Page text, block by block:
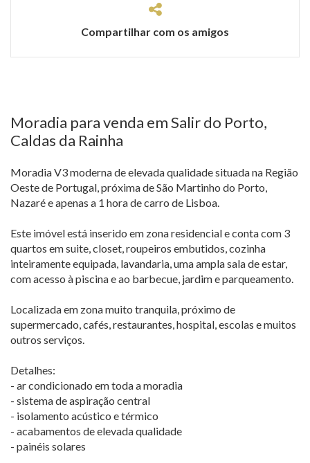
Compartilhar com os amigos
Moradia para venda em Salir do Porto,
Caldas da Rainha
Moradia V3 moderna de elevada qualidade situada na Região
Oeste de Portugal, próxima de São Martinho do Porto,
Nazaré e apenas a 1 hora de carro de Lisboa.
Este imóvel está inserido em zona residencial e conta com 3
quartos em suite, closet, roupeiros embutidos, cozinha
inteiramente equipada, lavandaria, uma ampla sala de estar,
com acesso à piscina e ao barbecue, jardim e parqueamento.
Localizada em zona muito tranquila, próximo de
supermercado, cafés, restaurantes, hospital, escolas e muitos
outros serviços.
Detalhes:
- ar condicionado em toda a moradia
- sistema de aspiração central
- isolamento acústico e térmico
- acabamentos de elevada qualidade
- painéis solares